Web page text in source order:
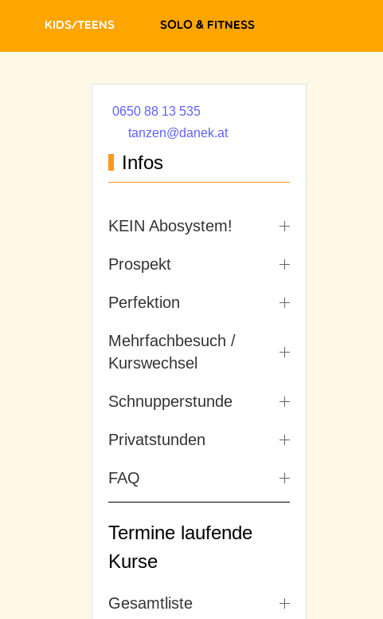
Kids/Teens Solo & Fitness
0650 88 13 535
tanzen@danek.at
Infos
KEIN Abosystem!
Prospekt
Perfektion
Mehrfachbesuch /
Kurswechsel
Schnupperstunde
Privatstunden
FAQ
Termine laufende
Kurse
Gesamtliste